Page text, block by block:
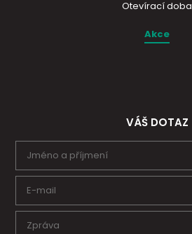
Otevírací doba
Akce
VÁŠ DOTAZ